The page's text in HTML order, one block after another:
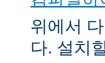
위에서
다. 설치